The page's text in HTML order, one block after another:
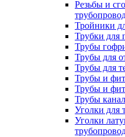
Резьбы и
Тройники
Трубки для
Трубы
Трубы для
Трубы для
Трубы и
Трубы и
Трубы
Уголки для
Уголки